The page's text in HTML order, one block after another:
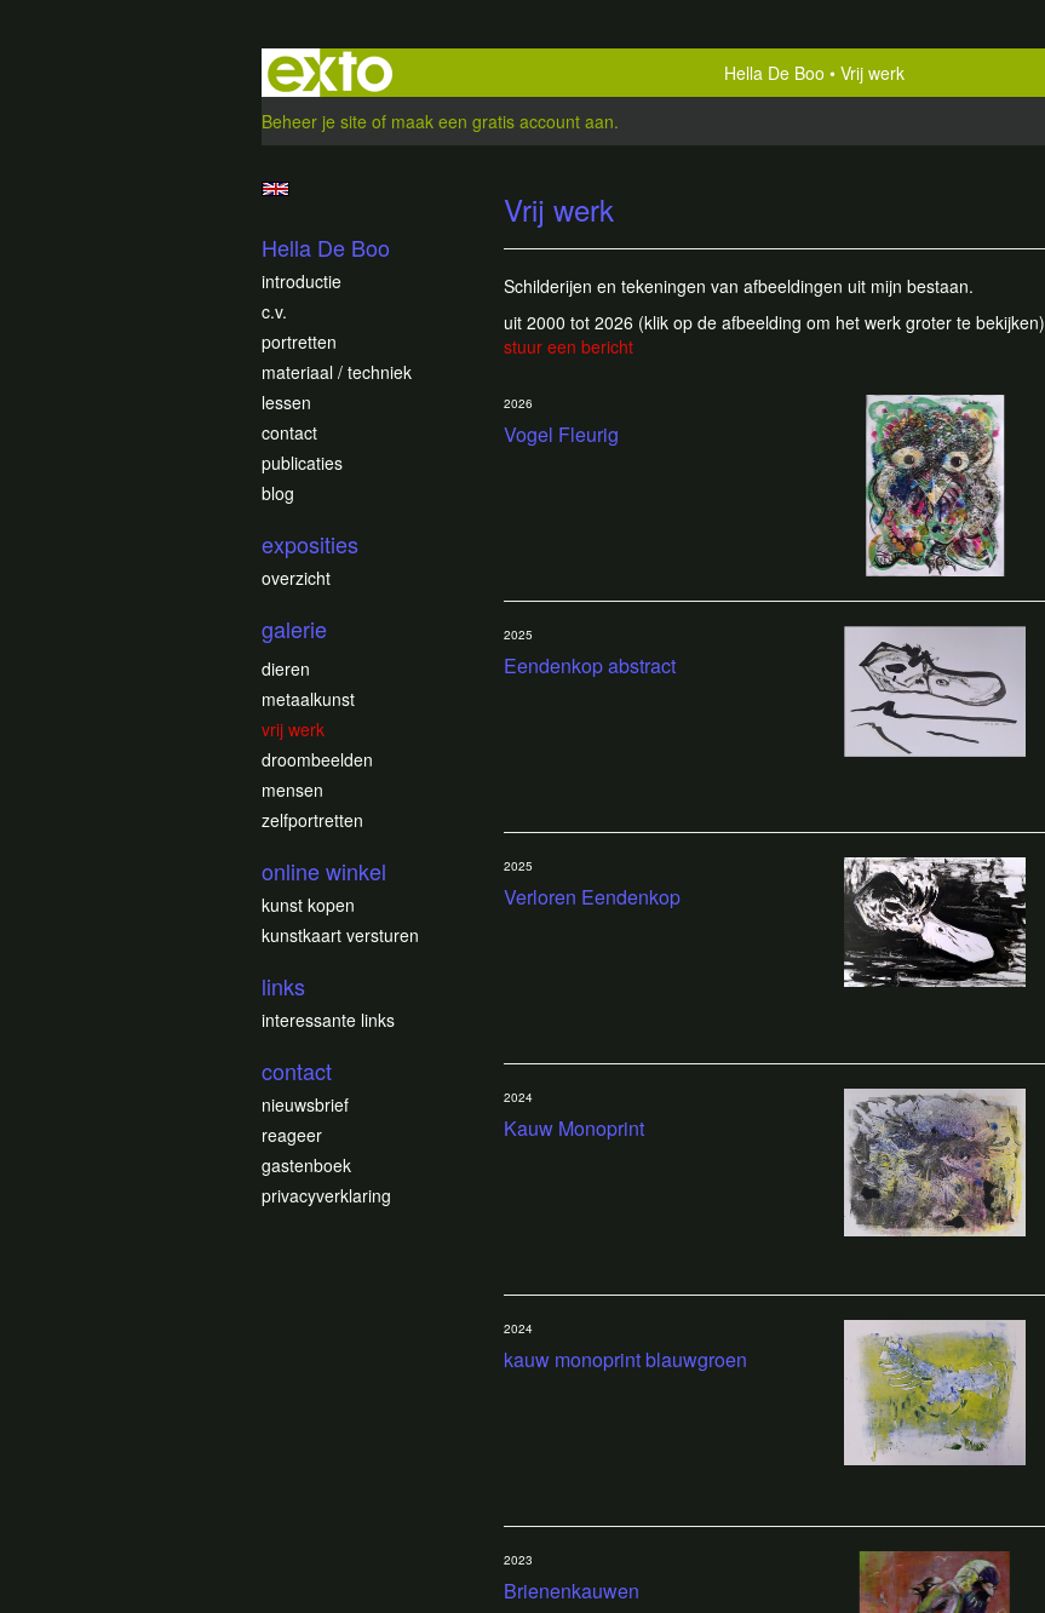
Hella De Boo
Vrij werk
Beheer je site of maak een gratis account aan.
Vrij werk
Schilderijen en tekeningen van afbeeldingen uit mijn bestaan.
uit 2000 tot 2026 (klik op de afbeelding om het werk groter te bekijken)
stuur een bericht
Vogel Fleurig
2026
Eendenkop abstract
2025
Verloren Eendenkop
2025
Kauw Monoprint
2024
kauw monoprint blauwgroen
2024
Brienenkauwen
2023
Hella De Boo
introductie
c.v.
portretten
materiaal / techniek
lessen
contact
publicaties
blog
exposities
overzicht
galerie
dieren
metaalkunst
vrij werk
droombeelden
mensen
zelfportretten
online winkel
kunst kopen
kunstkaart versturen
links
interessante links
contact
nieuwsbrief
reageer
gastenboek
privacyverklaring